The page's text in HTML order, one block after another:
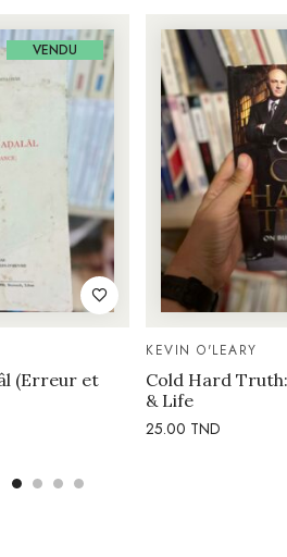
VENDU
(Erreur et
KEVIN O'LEARY
Cold Hard
& Life
25.00 TND